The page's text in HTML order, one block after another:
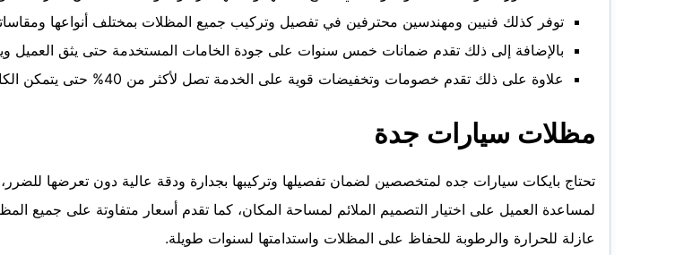
توفر كذلك فنيين ومهندسين محترفين في تفصيل وتركيب جميع المظلات بمختلف أنواعها
بالإضافة إلى ذلك تقدم ضمانات خمس سنوات على جودة الخامات المستخدمة حتى يثق العميل
علاوة على ذلك تقدم خصومات وتخفيضات قوية على الخدمة تصل لأكثر من 40% حتى يتمكن الكافة من تركيب وتفصيل وصيانة المظلات بسعر رخيص.
مظلات سيارات جدة
تحتاج بايكات سيارات جده لمتخصصين لضمان تفصيلها وتركيبها بجدارة ودقة عالية دون تعرضها
لمساعدة العميل على اختيار التصميم الملائم لمساحة المكان، كما تقدم أسعار متفاوتة على جميع
عازلة للحرارة والرطوبة للحفاظ على المظلات واستدامتها لسنوات طويلة.